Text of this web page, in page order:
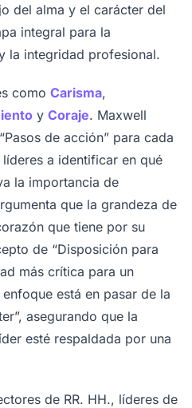
del alma y el carácter del
integral para la
la integridad profesional.
como Carisma,
y Coraje. Maxwell
de acción” para cada
a identificar en qué
la importancia de
que la grandeza de
que tiene por su
de “Disposición para
más crítica para un
está en pasar de la
asegurando que la
esté respaldada por una
de RR. HH., líderes de